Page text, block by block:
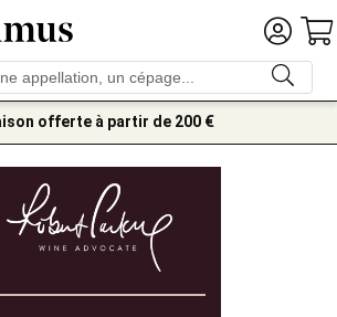
offerte à partir de 200 €